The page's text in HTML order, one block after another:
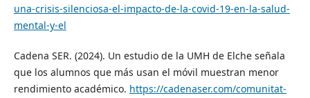
una-crisis-silenciosa-el-impacto-de-la-covid-19-en-la-salud-
mental-y-el
Cadena SER. (2024). Un estudio de la UMH de Elche señala
que los alumnos que más usan el móvil muestran menor
rendimiento académico. https://cadenaser.com/comunitat-